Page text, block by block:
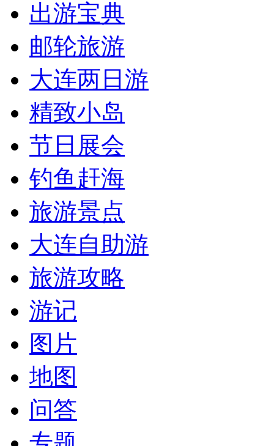
出游宝典
邮轮旅游
大连两日游
精致小岛
节日展会
钓鱼赶海
旅游景点
大连自助游
旅游攻略
游记
图片
地图
问答